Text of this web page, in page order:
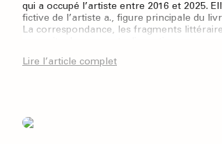
qui a occupé l’artiste entre 2016 et 2025.
fictive de l’artiste a., figure principale du
La correspondance, les fragments
fantômes dont elle cherche les absences.
Lire l’article complet